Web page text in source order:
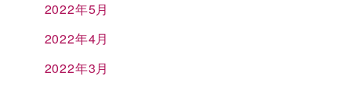
2022年5月
2022年4月
2022年3月